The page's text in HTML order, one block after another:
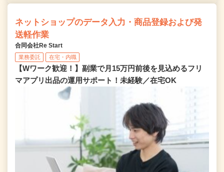
ネットショップのデータ入力・商品登録および発
送軽作業
合同会社Re Start
業務委託 在宅・内職
【Wワーク歓迎！】副業で月15万円前後を見込めるフリ
マアプリ出品の運用サポート！未経験／在宅OK